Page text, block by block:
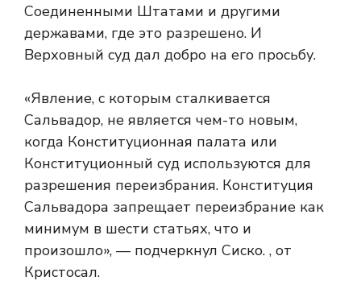
Соединенными Штатами и другими
державами, где это разрешено. И
Верховный суд дал добро на его просьбу.
«Явление, с которым сталкивается
Сальвадор, не является чем-то новым,
когда Конституционная палата или
Конституционный суд используются для
разрешения переизбрания. Конституция
Сальвадора запрещает переизбрание как
минимум в шести статьях, что и
произошло», — подчеркнул Сиско. , от
Кристосал.